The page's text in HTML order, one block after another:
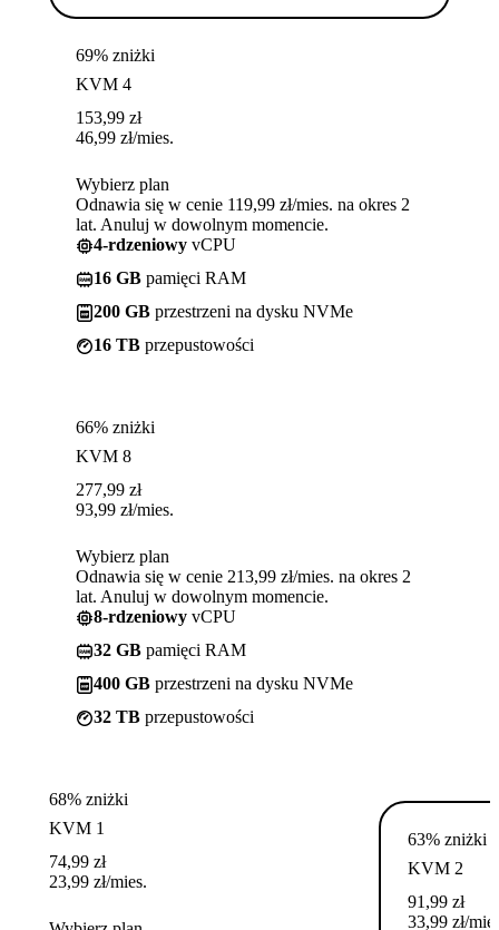
69% zniżki
KVM 4
153,99 zł
46,99 zł/mies.
Wybierz plan
Odnawia się w cenie 119,99 zł/mies. na okres 2
lat. Anuluj w dowolnym momencie.
4-rdzeniowy vCPU
16 GB pamięci RAM
200 GB przestrzeni na dysku NVMe
16 TB przepustowości
66% zniżki
KVM 8
277,99 zł
93,99 zł/mies.
Wybierz plan
Odnawia się w cenie 213,99 zł/mies. na okres 2
lat. Anuluj w dowolnym momencie.
8-rdzeniowy vCPU
32 GB pamięci RAM
400 GB przestrzeni na dysku NVMe
32 TB przepustowości
68% zniżki
KVM 1
74,99 zł
23,99 zł/mies.
63% zniżki
KVM 2
91,99 zł
33,99 zł/